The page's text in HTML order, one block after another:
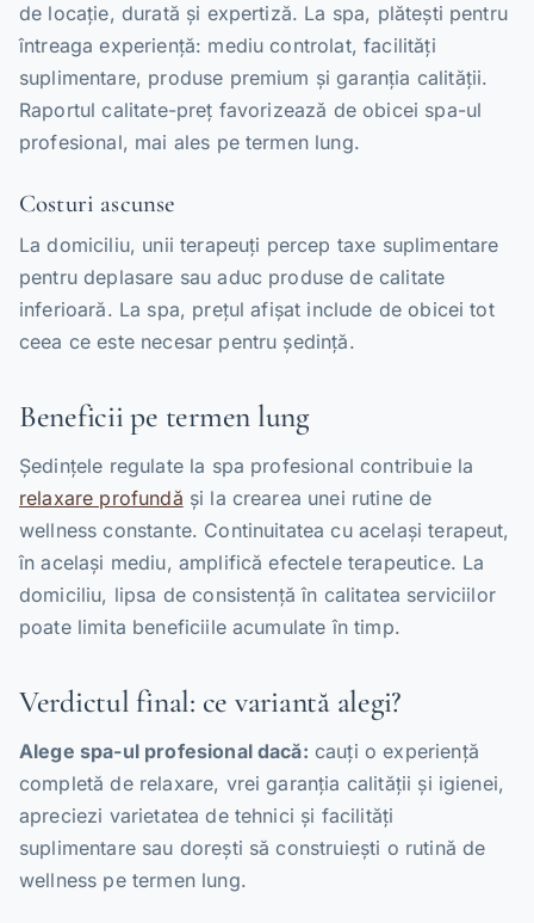
de locație, durată și expertiză. La spa, plătești pentru
întreaga experiență: mediu controlat, facilități
suplimentare, produse premium și garanția calității.
Raportul calitate-preț favorizează de obicei spa-ul
profesional, mai ales pe termen lung.
Costuri ascunse
La domiciliu, unii terapeuți percep taxe suplimentare
pentru deplasare sau aduc produse de calitate
inferioară. La spa, prețul afișat include de obicei tot
ceea ce este necesar pentru ședință.
Beneficii pe termen lung
Ședințele regulate la spa profesional contribuie la
relaxare profundă și la crearea unei rutine de
wellness constante. Continuitatea cu același terapeut,
în același mediu, amplifică efectele terapeutice. La
domiciliu, lipsa de consistență în calitatea serviciilor
poate limita beneficiile acumulate în timp.
Verdictul final: ce variantă alegi?
Alege spa-ul profesional dacă: cauți o experiență
completă de relaxare, vrei garanția calității și igienei,
apreciezi varietatea de tehnici și facilități
suplimentare sau dorești să construiești o rutină de
wellness pe termen lung.